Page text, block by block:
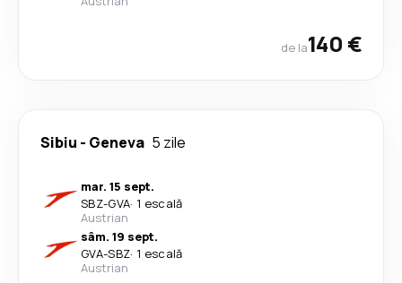
de la140 €
Sibiu - Geneva 5 zile
mar. 15 sept.
SBZ-GVA· 1 escală
Austrian
sâm. 19 sept.
GVA-SBZ· 1 escală
Austrian